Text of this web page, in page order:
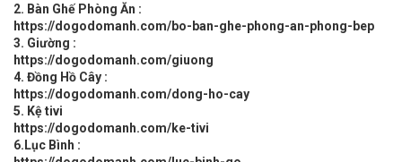
2. Bàn Ghế Phòng Ăn :
https://dogodomanh.com/bo-ban-ghe-phong-an-phong-bep
3. Giường :
https://dogodomanh.com/giuong
4. Đồng Hồ Cây :
https://dogodomanh.com/dong-ho-cay
5. Kệ tivi
https://dogodomanh.com/ke-tivi
6.Lục Bình :